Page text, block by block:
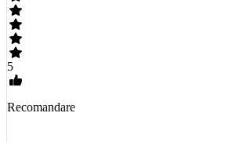
5
Recomandare